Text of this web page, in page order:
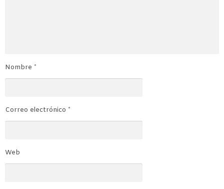
Nombre *
Correo electrónico *
Web